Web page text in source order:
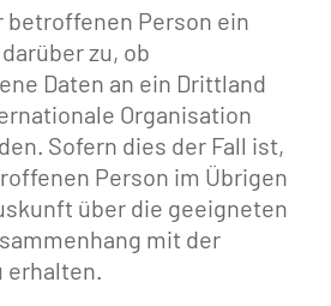
betroffenen Person ein
zu, ob
Daten an ein Drittland
Organisation
Sofern dies der Fall ist,
Person im Übrigen
über die geeigneten
mit der
erhalten.